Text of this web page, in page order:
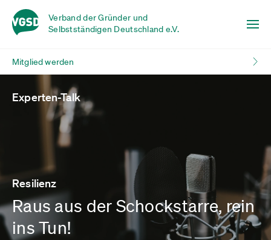
Verband der Gründer und
Selbstständigen Deutschland e.V.
Mitglied werden
Experten-Talk
Resilienz
Raus aus der Schockstarre, rein
ins Tun!